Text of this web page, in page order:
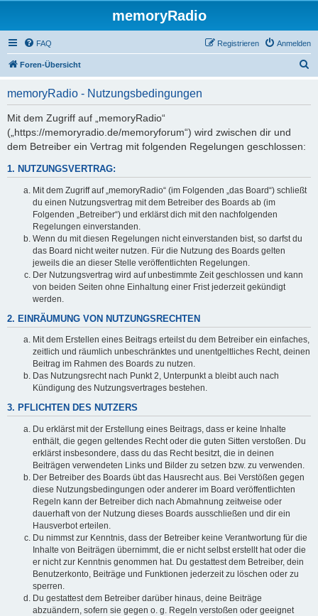
memoryRadio
FAQ Anmelden
Registrieren
Foren-Übersicht
memoryRadio - Nutzungsbedingungen
Mit dem Zugriff auf „memoryRadio“
(„https://memoryradio.de/memoryforum“) wird zwischen dir und
dem Betreiber ein Vertrag mit folgenden Regelungen geschlossen:
1. NUTZUNGSVERTRAG:
Mit dem Zugriff auf „memoryRadio“ (im Folgenden „das Board“) schließt
du einen Nutzungsvertrag mit dem Betreiber des Boards ab (im
Folgenden „Betreiber“) und erklärst dich mit den nachfolgenden
Regelungen einverstanden.
Wenn du mit diesen Regelungen nicht einverstanden bist, so darfst du
das Board nicht weiter nutzen. Für die Nutzung des Boards gelten
jeweils die an dieser Stelle veröffentlichten Regelungen.
Der Nutzungsvertrag wird auf unbestimmte Zeit geschlossen und kann
von beiden Seiten ohne Einhaltung einer Frist jederzeit gekündigt
werden.
2. EINRÄUMUNG VON NUTZUNGSRECHTEN
Mit dem Erstellen eines Beitrags erteilst du dem Betreiber ein einfaches,
zeitlich und räumlich unbeschränktes und unentgeltliches Recht, deinen
Beitrag im Rahmen des Boards zu nutzen.
Das Nutzungsrecht nach Punkt 2, Unterpunkt a bleibt auch nach
Kündigung des Nutzungsvertrages bestehen.
3. PFLICHTEN DES NUTZERS
Du erklärst mit der Erstellung eines Beitrags, dass er keine Inhalte
enthält, die gegen geltendes Recht oder die guten Sitten verstoßen. Du
erklärst insbesondere, dass du das Recht besitzt, die in deinen
Beiträgen verwendeten Links und Bilder zu setzen bzw. zu verwenden.
Der Betreiber des Boards übt das Hausrecht aus. Bei Verstößen gegen
diese Nutzungsbedingungen oder anderer im Board veröffentlichten
Regeln kann der Betreiber dich nach Abmahnung zeitweise oder
dauerhaft von der Nutzung dieses Boards ausschließen und dir ein
Hausverbot erteilen.
Du nimmst zur Kenntnis, dass der Betreiber keine Verantwortung für die
Inhalte von Beiträgen übernimmt, die er nicht selbst erstellt hat oder die
er nicht zur Kenntnis genommen hat. Du gestattest dem Betreiber, dein
Benutzerkonto, Beiträge und Funktionen jederzeit zu löschen oder zu
sperren.
Du gestattest dem Betreiber darüber hinaus, deine Beiträge
abzuändern, sofern sie gegen o. g. Regeln verstoßen oder geeignet